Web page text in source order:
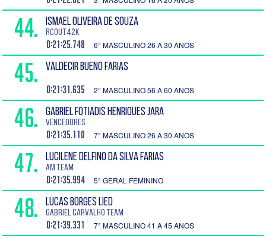
44. ISMAEL OLIVEIRA DE SOUZA
RCOUT42K
0:21:25.748 6° MASCULINO 26 A 30 ANOS
45. VALDECIR BUENO FARIAS
0:21:31.635 2° MASCULINO 56 A 60 ANOS
46. GABRIEL FOTIADIS HENRIQUES JARA
Vencedores
0:21:35.110 7° MASCULINO 26 A 30 ANOS
47. LUCILENE DELFINO DA SILVA FARIAS
AM Team
0:21:35.994 5° GERAL FEMININO
48. LUCAS BORGES LIED
Gabriel Carvalho TEAM
0:21:39.331 7° MASCULINO 41 A 45 ANOS